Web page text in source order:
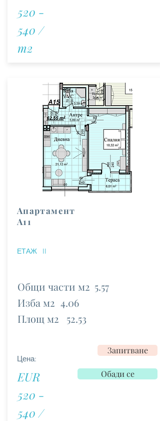
520 -
540 /
m2
Апартамент
А11
II
ЕТАЖ
Общи части м2
Изба м2
Площ м2
5.57
4.06
52.53
Цена:
EUR
520 -
540 /
Запитване
Обади се